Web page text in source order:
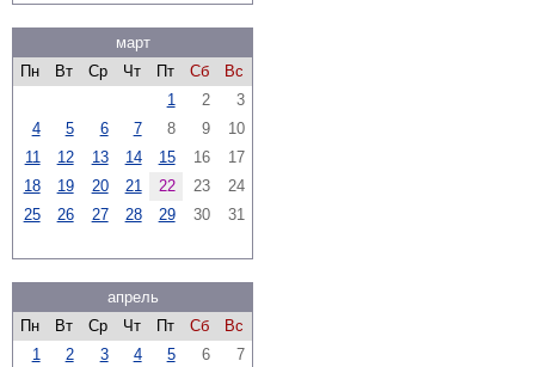
март
Пн
Вт Ср Чт Пт Сб
Вс
1
2
3
4
5 6 7 8 9
10
11
12 13 14 15 16
17
18
19 20 21 22 23
24
25
26 27 28 29 30 31
апрель
Пн
Вт Ср Чт Пт Сб
Вс
1
2 3 4 5 6
7